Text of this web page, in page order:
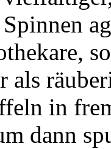
als
in
dann